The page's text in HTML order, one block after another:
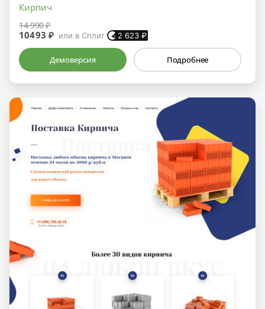
Кирпич
14 990 ₽
10493 ₽ или в Сплит 2 623 ₽
Демоверсия Подробнее